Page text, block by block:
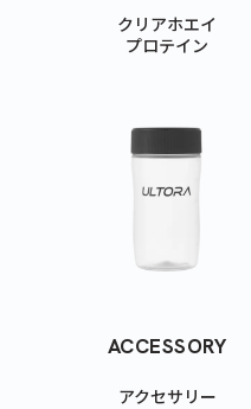
クリアホエイ
プロテイン
ACCESSORY
アクセサリー